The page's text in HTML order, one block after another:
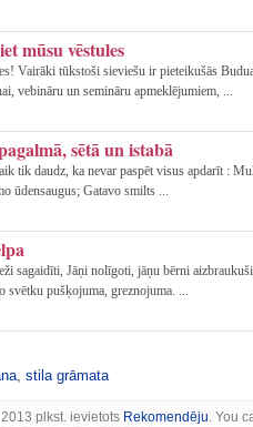
mūsu vēstules
Vairāki tūkstoši sieviešu ir pieteikušās
vebināru un semināru apmeklējumiem, ...
sētā un istabā
tik daudz, ka nevar paspēt visus apdarīt :
ūdensaugus; Gatavo smilts ...
sagaidīti, Jāņi nolīgoti, jāņu bērni
svētku pušķojuma, greznojuma. ...
stila grāmata
plkst. ievietots Rekomendēju. You